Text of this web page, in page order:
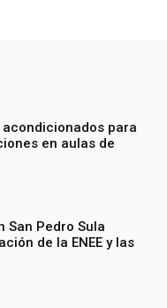
para
en aulas de
San Pedro Sula
de la ENEE y las